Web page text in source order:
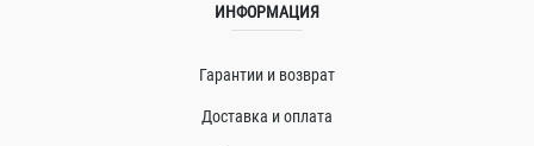
ИНФОРМАЦИЯ
Гарантии и возврат
Доставка и оплата